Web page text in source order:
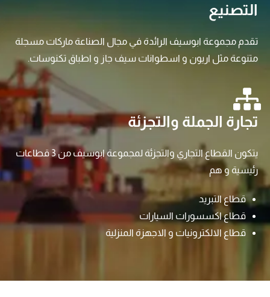
التصنيع
تقدم مجموعة ابوسيف الرائدة في مجال الصناعة ماركات مسجلة
متنوعة مثل اريون و اسطوانات سيف جاز و اطباق تكنوسات.
تجارة الجملة والتجزئة
يتكون القطاع التجاري والتجزئة لمجموعة ابوسيف من 3 قطاعات
رئيسية و هم
قطاع التبريد
قطاع اكسسورات السيارات
قطاع الالكترونيات و الاجهزة المنزلية